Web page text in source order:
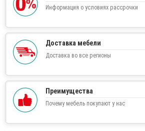
Информация о условиях рассрочки
Доставка мебели
Доставка во все регионы
Преимущества
Почему мебель покупают у нас